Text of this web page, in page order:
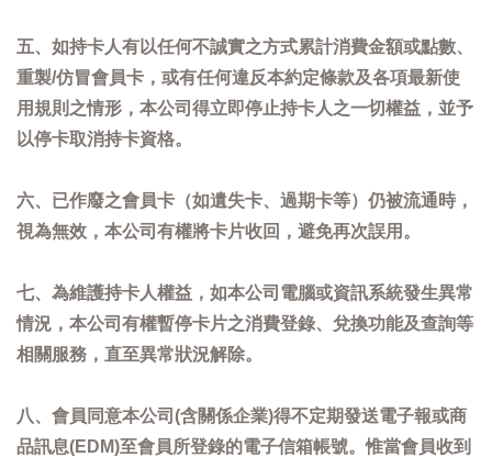
五、如持卡人有以任何不誠實之方式累計消費金額或點數、
重製/仿冒會員卡，或有任何違反本約定條款及各項最新使
用規則之情形，本公司得立即停止持卡人之一切權益，並予
以停卡取消持卡資格。
六、已作廢之會員卡（如遺失卡、過期卡等）仍被流通時，
視為無效，本公司有權將卡片收回，避免再次誤用。
七、為維護持卡人權益，如本公司電腦或資訊系統發生異常
情況，本公司有權暫停卡片之消費登錄、兌換功能及查詢等
相關服務，直至異常狀況解除。
八、會員同意本公司(含關係企業)得不定期發送電子報或商
品訊息(EDM)至會員所登錄的電子信箱帳號。惟當會員收到